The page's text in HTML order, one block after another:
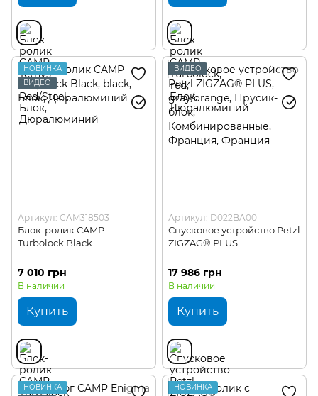
НОВИНКА
ВИДЕО
Артикул: CAM318503
Блок-ролик CAMP
Turbolock Black
7 010 грн
В наличии
Купить
ВИДЕО
Артикул: D022BA00
Спусковое устройство Petzl
ZIGZAG® PLUS
17 986 грн
В наличии
Купить
НОВИНКА
НОВИНКА